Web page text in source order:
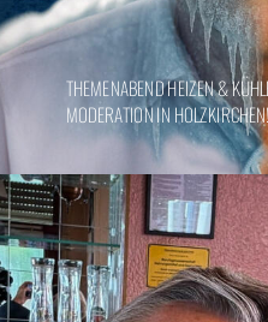
THEMENABEND HEIZEN &
MODERATION IN HOLZKIRCHEN!